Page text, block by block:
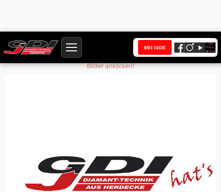
NEUE SUCHE
Startseite Produkte Kolben
Bilder anklicken!